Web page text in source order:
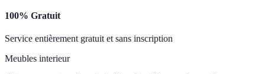
100% Gratuit
Service entièrement gratuit et sans inscription
Meubles interieur